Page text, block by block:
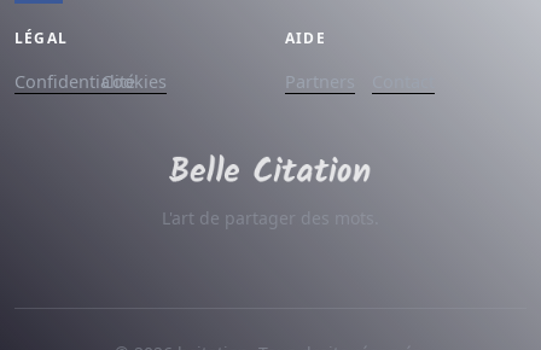
LÉGAL
ConfidentialitéCookies
AIDE
Partners
L'art de partager des mots.